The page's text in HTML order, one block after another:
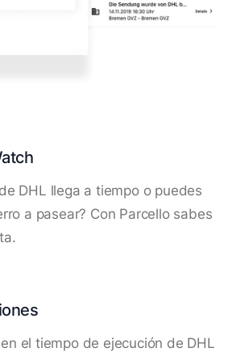
DHL llega a tiempo o puedes
a pasear? Con Parcello sabes
el tiempo de ejecución de DHL